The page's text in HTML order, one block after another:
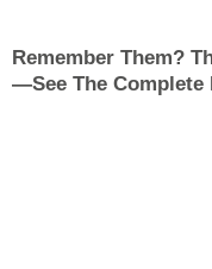
Remember Them?
—See The Complete